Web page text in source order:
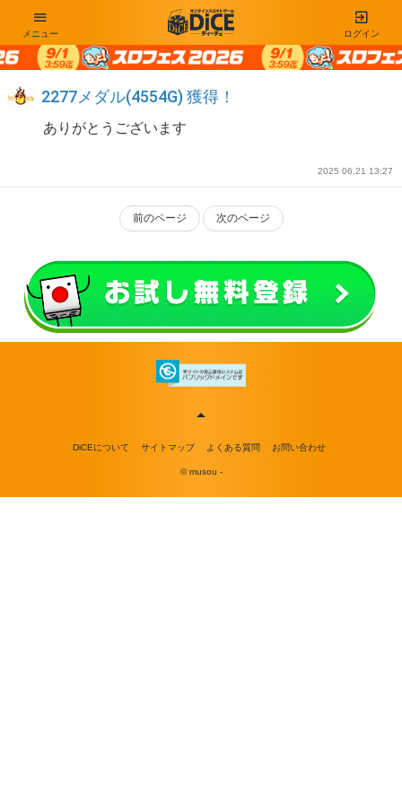
ログイン
メニュー
2277メダル(4554G) 獲得！
ありがとうございます
2025 06.21 13:27
前のページ 次のページ
DiCEについて サイトマップ よくある質問 お問い合わせ
© musou -